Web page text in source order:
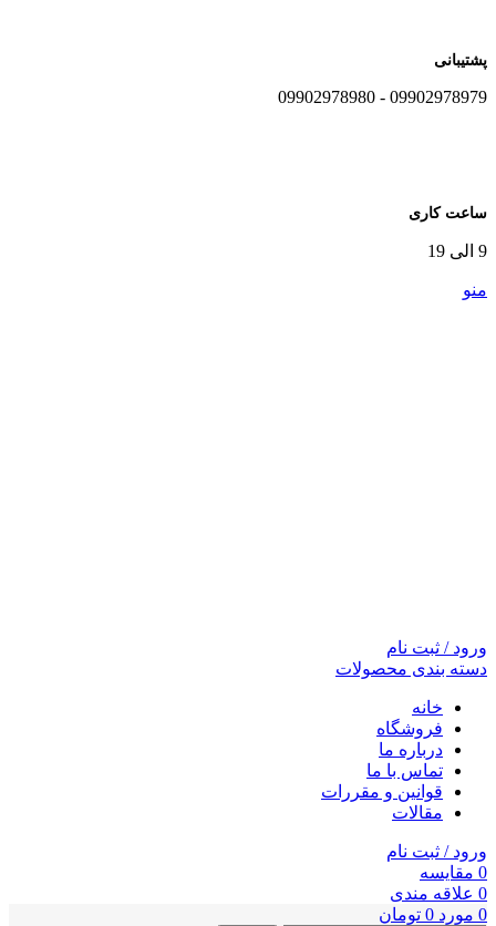
پشتیبانی
09902978979 - 09902978980
ساعت کاری
9 الی 19
منو
ورود / ثبت نام
دسته بندی محصولات
خانه
فروشگاه
درباره ما
تماس با ما
قوانین و مقررات
مقالات
ورود / ثبت نام
0 مقايسه
0 علاقه مندی
0 مورد 0 تومان